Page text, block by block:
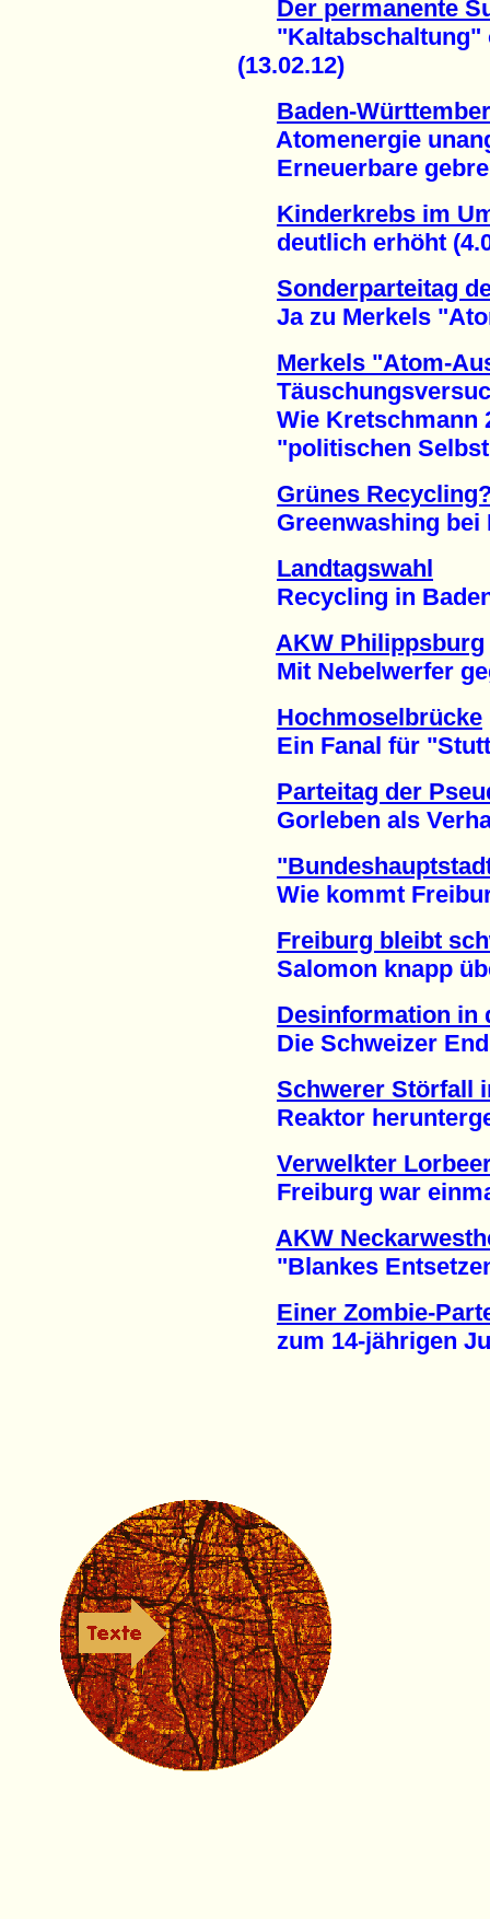
Der permanente
"Kaltabschaltung"
(13.02.12)
Baden-
Atomenergie
Erneuerbare
Kinderkrebs im
deutlich erhöht
Sonderparteitag
Ja zu Merkels
Merkels "Atom-
Wie Kretschmann
"politischen
Grünes
Greenwashing bei
Landtagswahl
Recycling in
AKW Philippsburg
Mit Nebelwerfer
Hochmoselbrücke
Ein Fanal für
Parteitag der
Gorleben als
Wie kommt
Freiburg bleibt
Salomon knapp
Desinformation in
Die Schweizer
Schwerer Störfall
Reaktor
Verwelkter
Freiburg war
AKW
"Blankes
Einer Zombie-
zum 14-jährigen